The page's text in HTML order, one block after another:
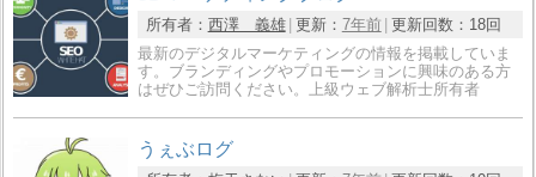
所有者： 西澤 義雄 更新： 7年前 更新回数： 18回
最新のデジタルマーケティングの情報を掲載していま
す。ブランディングやプロモーションに興味のある方
はぜひご訪問ください。上級ウェブ解析士所有者
うぇぶログ